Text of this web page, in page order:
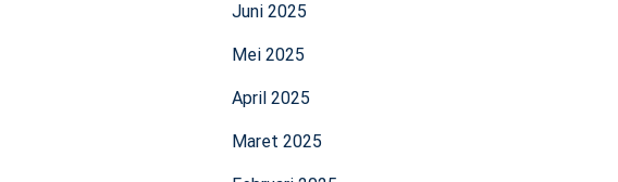
Juni 2025
Mei 2025
April 2025
Maret 2025